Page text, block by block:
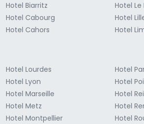
Hotel Biarritz
Hotel Cabourg
Hotel Cahors
Hotel Le
Hotel
Hotel
Hotel Lourdes
Hotel Lyon
Hotel Marseille
Hotel Metz
Hotel Montpellier
Hotel
Hotel
Hotel
Hotel
Hotel